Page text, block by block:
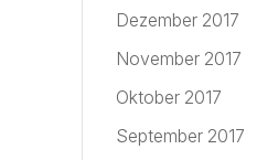
Dezember 2017
November 2017
Oktober 2017
September 2017